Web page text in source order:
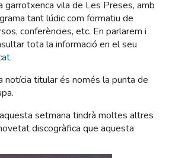
garrotxenca vila de Les Preses, amb
tant lúdic com formatiu de
conferències, etc. En parlarem i
tota la informació en el seu
.
notícia titular és només la punta de
setmana tindrà moltes altres
discogràfica que aquesta